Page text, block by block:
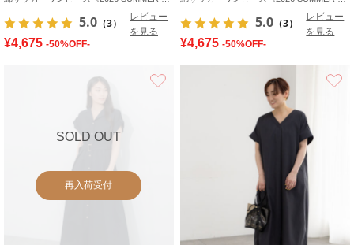
5.0 （3）
レビュー
を見る
¥4,675 -50%OFF-
5.0 （3）
レビュー
を見る
¥4,675 -50%OFF-
SOLD OUT
再入荷受付